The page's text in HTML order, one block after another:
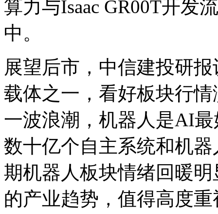
算力与Isaac GR00T开发
中。
展望后市，中信建投研
载体之一，看好板块行
一波浪潮，机器人是AI
数十亿个自主系统和机
期机器人板块情绪回暖
的产业趋势，值得高度